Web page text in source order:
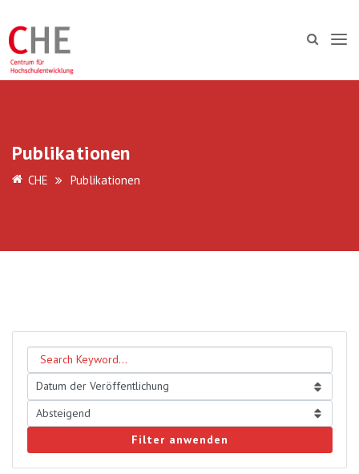
Publikationen
CHE Publikationen
Filter anwenden